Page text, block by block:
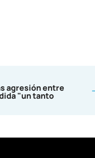
agresión entre
"un tanto